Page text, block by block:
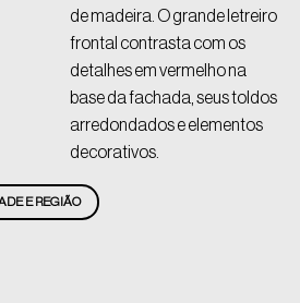
de madeira. O grande letreiro
frontal contrasta com os
detalhes em vermelho na
base da fachada, seus toldos
arredondados e elementos
decorativos.
E REGIÃO